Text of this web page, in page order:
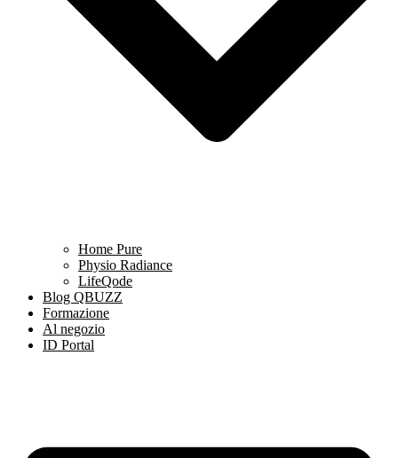
Home Pure
Physio Radiance
LifeQode
Blog QBUZZ
Formazione
Al negozio
ID Portal